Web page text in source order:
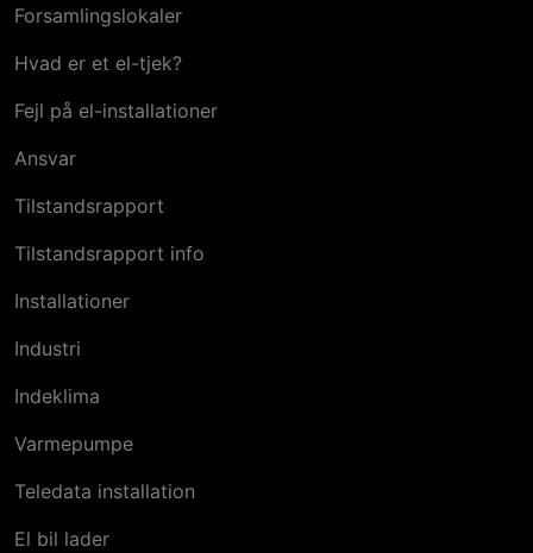
Forsamlingslokaler
Hvad er et el-tjek?
Fejl på el-installationer
Ansvar
Tilstandsrapport
Tilstandsrapport info
Installationer
Industri
Indeklima
Varmepumpe
Teledata installation
El bil​ lader